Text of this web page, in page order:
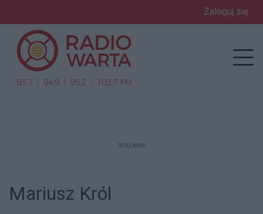
Zaloguj się
REKLAMA
Mariusz Król